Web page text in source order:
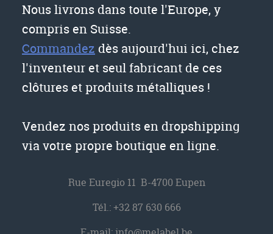
Nous livrons dans toute l'Europe, y
compris en Suisse.
Commandez dès aujourd'hui ici, chez
l'inventeur et seul fabricant de ces
clôtures et produits métalliques !
Vendez nos produits en dropshipping
via votre propre boutique en ligne.
Rue Euregio 11 B-4700 Eupen
Tél.:+32 87 630 666